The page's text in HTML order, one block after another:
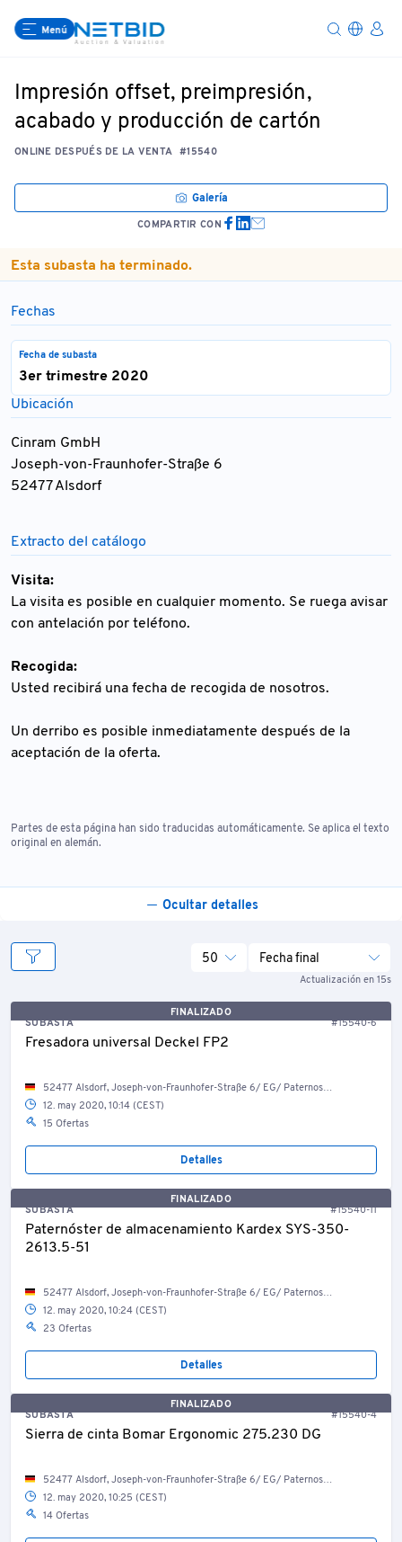
Menú
Impresión offset, preimpresión,
acabado y producción de cartón
ONLINE DESPUÉS DE LA VENTA #15540
Galería
COMPARTIR CON
Esta subasta ha terminado.
Fechas
Fecha de subasta
3er trimestre 2020
Ubicación
Cinram GmbH
Joseph-von-Fraunhofer-Straße 6
52477 Alsdorf
Extracto del catálogo
Visita:
La visita es posible en cualquier momento. Se ruega avisar
con antelación por teléfono.
Recogida:
Usted recibirá una fecha de recogida de nosotros.
Un derribo es posible inmediatamente después de la
aceptación de la oferta.
Partes de esta página han sido traducidas automáticamente. Se aplica el texto
original en alemán.
Ocultar detalles
Actualización en 15s
50 Fecha final
FINALIZADO
SUBASTA
#15540-6
Fresadora universal Deckel FP2
52477 Alsdorf, Joseph-von-Fraunhofer-Straße 6/ EG/ Paternosterlager
12. may 2020, 10:14 (CEST)
15 Ofertas
Detalles
FINALIZADO
SUBASTA
#15540-11
Paternóster de almacenamiento Kardex SYS-350-
2613.5-51
52477 Alsdorf, Joseph-von-Fraunhofer-Straße 6/ EG/ Paternosterlager
12. may 2020, 10:24 (CEST)
23 Ofertas
Detalles
FINALIZADO
SUBASTA
#15540-4
Sierra de cinta Bomar Ergonomic 275.230 DG
52477 Alsdorf, Joseph-von-Fraunhofer-Straße 6/ EG/ Paternosterlager
12. may 2020, 10:25 (CEST)
14 Ofertas